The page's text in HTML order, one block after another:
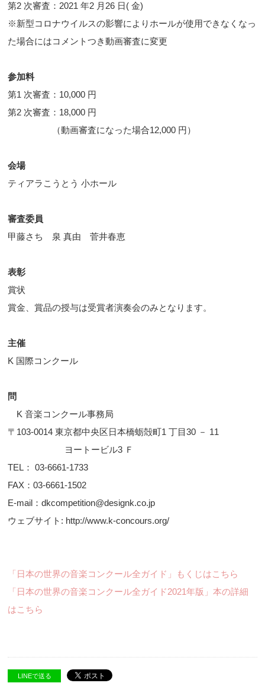
第2 次審査：2021 年2 月26 日( 金)
※新型コロナウイルスの影響によりホールが使用できなくなっ
た場合にはコメントつき動画審査に変更
参加料
第1 次審査：10,000 円
第2 次審査：18,000 円
（動画審査になった場合12,000 円）
会場
ティアラこうとう 小ホール
審査委員
甲藤さち 泉 真由 菅井春恵
表彰
賞状
賞金、賞品の授与は受賞者演奏会のみとなります。
主催
K 国際コンクール
問
K 音楽コンクール事務局
〒103-0014 東京都中央区日本橋蛎殻町1 丁目30 － 11
ヨートービル3 Ｆ
TEL： 03-6661-1733
FAX：03-6661-1502
E-mail：dkcompetition@designk.co.jp
ウェブサイト: http://www.k-concours.org/
「日本の世界の音楽コンクール全ガイド」もくじはこちら
「日本の世界の音楽コンクール全ガイド2021年版」本の詳細
はこちら
LINEで送る